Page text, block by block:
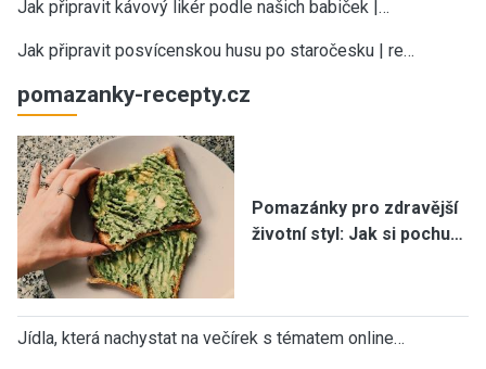
Jak připravit kávový likér podle našich babiček |…
Jak připravit posvícenskou husu po staročesku | re…
pomazanky-recepty.cz
Pomazánky pro zdravější
životní styl: Jak si pochu…
Jídla, která nachystat na večírek s tématem online…